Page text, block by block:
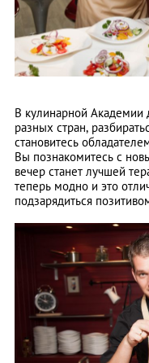
В кулинарной Академии
разных стран,
становитесь
Вы познакомитесь с
вечер станет лучшей
теперь модно и это
подзарядиться